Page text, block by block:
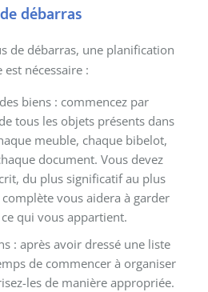
débarras
de débarras, une planification
nécessaire :
biens : commencez par
tous les objets présents dans
meuble, chaque bibelot,
document. Vous devez
du plus significatif au plus
vous aidera à garder
qui vous appartient.
: après avoir dressé une liste
de commencer à organiser
les de manière appropriée.